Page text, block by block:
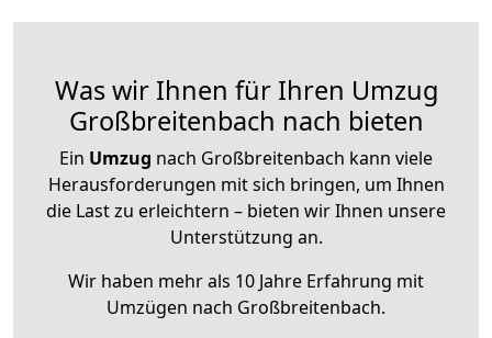
Was wir Ihnen für Ihren Umzug
Großbreitenbach nach bieten
Ein Umzug nach Großbreitenbach kann viele
Herausforderungen mit sich bringen, um Ihnen
die Last zu erleichtern – bieten wir Ihnen unsere
Unterstützung an.
Wir haben mehr als 10 Jahre Erfahrung mit
Umzügen nach Großbreitenbach.